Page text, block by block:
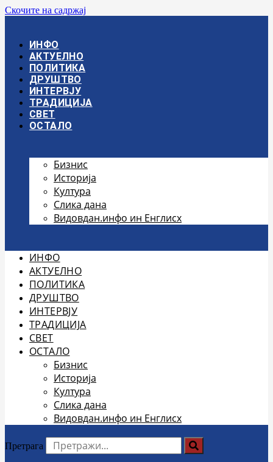
Скочите на садржај
ИНФО
АКТУЕЛНО
ПОЛИТИКА
ДРУШТВО
ИНТЕРВЈУ
ТРАДИЦИЈА
СВЕТ
ОСТАЛО
Бизнис
Историја
Култура
Слика дана
Видовдан.инфо ин Енглисх
ИНФО
АКТУЕЛНО
ПОЛИТИКА
ДРУШТВО
ИНТЕРВЈУ
ТРАДИЦИЈА
СВЕТ
ОСТАЛО
Бизнис
Историја
Култура
Слика дана
Видовдан.инфо ин Енглисх
Претрага